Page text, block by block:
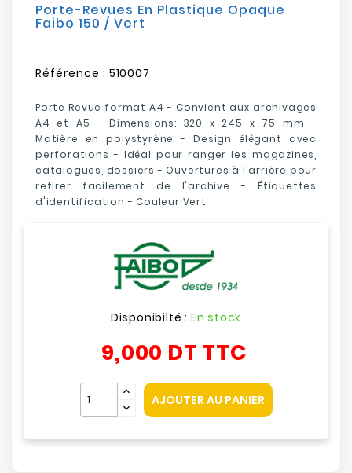
Porte-Revues En Plastique Opaque
Faibo 150 / Vert
Référence : 510007
Porte Revue format A4 - Convient aux archivages
A4 et A5 - Dimensions: 320 x 245 x 75 mm -
Matière en polystyrène - Design élégant avec
perforations - Idéal pour ranger les magazines,
catalogues, dossiers - Ouvertures à l'arrière pour
retirer facilement de l'archive - Étiquettes
d'identification - Couleur Vert
Disponibilté : En stock
9,000 DT TTC
AJOUTER AU PANIER